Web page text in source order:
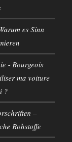
es Sinn
- Bourgeois
ma voiture
?
–
Rohstoffe